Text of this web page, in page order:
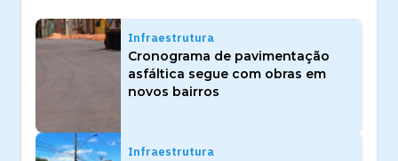
Infraestrutura
Cronograma de pavimentação
asfáltica segue com obras em
novos bairros
Infraestrutura